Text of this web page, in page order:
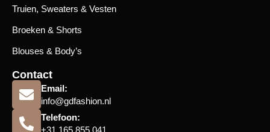
Truien, Sweaters & Vesten
Broeken & Shorts
Blouses & Body’s
Contact
Email:
info@gdfashion.nl
Telefoon:
+31 165 855 041